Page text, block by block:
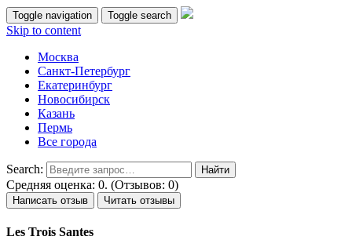
Toggle navigation Toggle search
Skip to content
Москва
Санкт-Петербург
Екатеринбург
Новосибирск
Казань
Пермь
Все города
Search:
Средняя оценка: 0. (Отзывов: 0)
Написать отзыв Читать отзывы
Les Trois Santes